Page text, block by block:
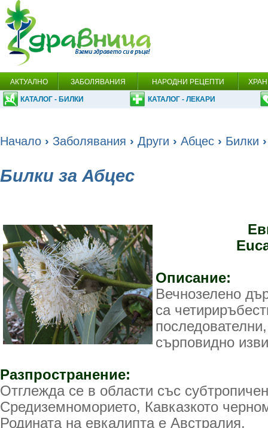
АКТУАЛНО ЗАБОЛЯВАНИЯ НАРОДНИ РЕЦЕПТИ
КАТАЛОГ - БИЛКИ КАТАЛОГ - ЛЕКАРИ
Начало › Заболявания › Други › Абцес › Билки
Билки за Абцес
Описание:
Вечнозелено
са
сърповидно
Разпространение:
Отглежда се в области със
Средиземноморието, Кавказкото
Родината на евкалипта е Австралия.